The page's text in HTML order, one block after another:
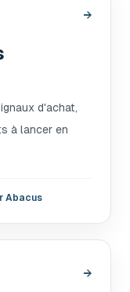
→
d'achat,
à lancer en
Abacus
→